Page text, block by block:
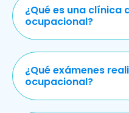
¿Qué es una clínica
ocupacional?
¿Qué exámenes
ocupacional?